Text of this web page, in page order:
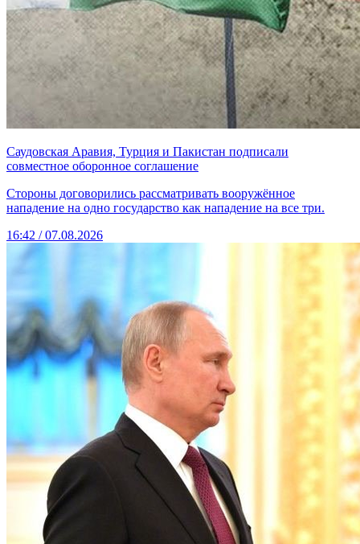
Саудовская Аравия, Турция и Пакистан подписали
совместное оборонное соглашение
Стороны договорились рассматривать вооружённое
нападение на одно государство как нападение на все три.
16:42 / 07.08.2026